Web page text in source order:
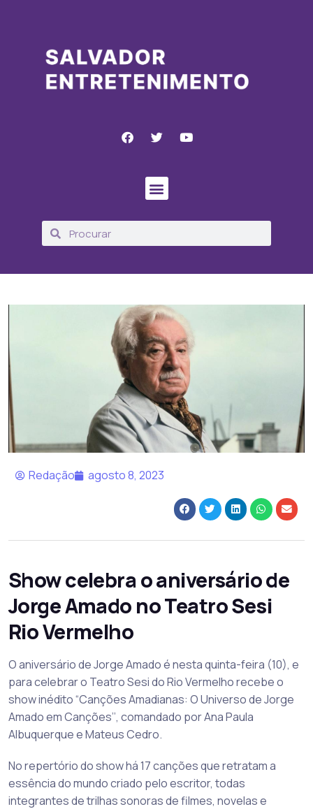
Redação agosto 8, 2023
Show celebra o aniversário de
Jorge Amado no Teatro Sesi
Rio Vermelho
O aniversário de Jorge Amado é nesta quinta-feira (10), e
para celebrar o Teatro Sesi do Rio Vermelho recebe o
show inédito “Canções Amadianas: O Universo de Jorge
Amado em Canções’’, comandado por Ana Paula
Albuquerque e Mateus Cedro.
No repertório do show há 17 canções que retratam a
essência do mundo criado pelo escritor, todas
integrantes de trilhas sonoras de filmes, novelas e